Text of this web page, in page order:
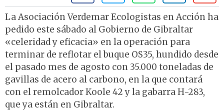
La Asociación Verdemar Ecologistas en Acción ha
pedido este sábado al Gobierno de Gibraltar
«celeridad y eficacia» en la operación para
terminar de reflotar el buque OS35, hundido desde
el pasado mes de agosto con 35.000 toneladas de
gavillas de acero al carbono, en la que contará
con el remolcador Koole 42 y la gabarra H-283,
que ya están en Gibraltar.